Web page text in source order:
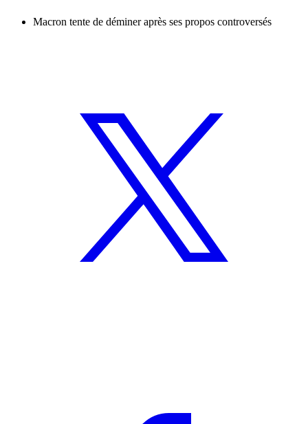
Macron tente de déminer après ses propos controversés